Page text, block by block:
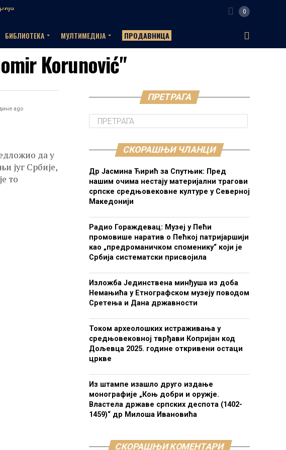
0
БИБЛИОТЕКА МУЛТИМЕДИЈА ПРОДАВНИЦА
Korunović"
ago
да у
југ Србије,
то
ПРЕТРАГА
СКОРАШЊИ ЧЛАНЦИ
Др Јасмина Ћирић за Спутњик: Пред
нашим очима нестају материјални трагови
српске средњовековне културе у Северној
Македонији
Радио Гораждевац: Музеј у Пећи
промовише наратив о Пећкој патријаршији
као „предроманичком споменику“ који је
Србија систематски присвојила
Изложба Јединствена минђуша из доба
Немањића у Етнографском музеју поводом
Сретења и Дана државности
Током археолошких истраживања у
средњовековној тврђави Копријан код
Дољевца 2025. године откривени остаци
цркве
Из штампе изашло друго издање
монографије „Коњ добри и оружје.
Властела државе српских деспота (1402-
1459)“ др Милоша Ивановића
СКОРАШЊИ КОМЕНТАРИ